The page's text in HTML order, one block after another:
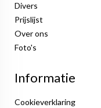
Divers
Prijslijst
Over ons
Foto's
Informatie
Cookieverklaring